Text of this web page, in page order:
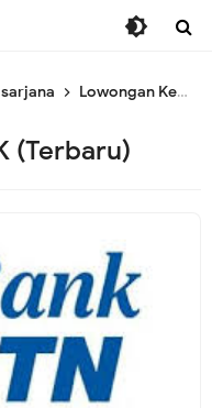
sarjana Lowongan Kerja BANK (Terbaru)
(Terbaru)